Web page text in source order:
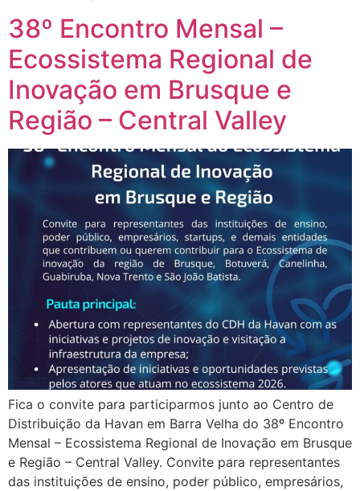
38º Encontro Mensal –
Ecossistema Regional de
Inovação em Brusque e
Região – Central Valley
Fica o convite para participarmos junto ao Centro de
Distribuição da Havan em Barra Velha do 38º Encontro
Mensal – Ecossistema Regional de Inovação em Brusque
e Região – Central Valley. Convite para representantes
das instituições de ensino, poder público, empresários,